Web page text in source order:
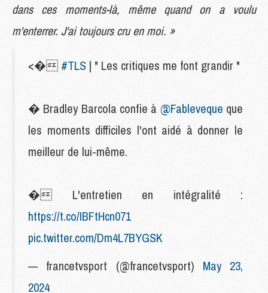
dans ces moments-là, même quand on a voulu
m'enterrer. J'ai toujours cru en moi. »
<� #TLS | " Les critiques me font grandir "
� Bradley Barcola confie à @Fableveque que
les moments difficiles l'ont aidé à donner le
meilleur de lui-même.
� L'entretien en intégralité :
https://t.co/IBFtHcn071
pic.twitter.com/Dm4L7BYGSK
— francetvsport (@francetvsport) May 23,
2024